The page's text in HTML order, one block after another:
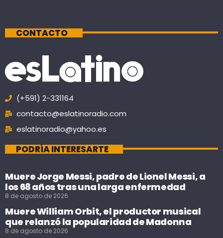
CONTACTO
(+591) 2-331164
contacto@eslatinoradio.com
eslatinoradio@yahoo.es
PODRÍA INTERESARTE
Muere Jorge Messi, padre de Lionel Messi, a
los 68 años tras una larga enfermedad
8 de agosto de 2026
Muere William Orbit, el productor musical
que relanzó la popularidad de Madonna
8 de agosto de 2026